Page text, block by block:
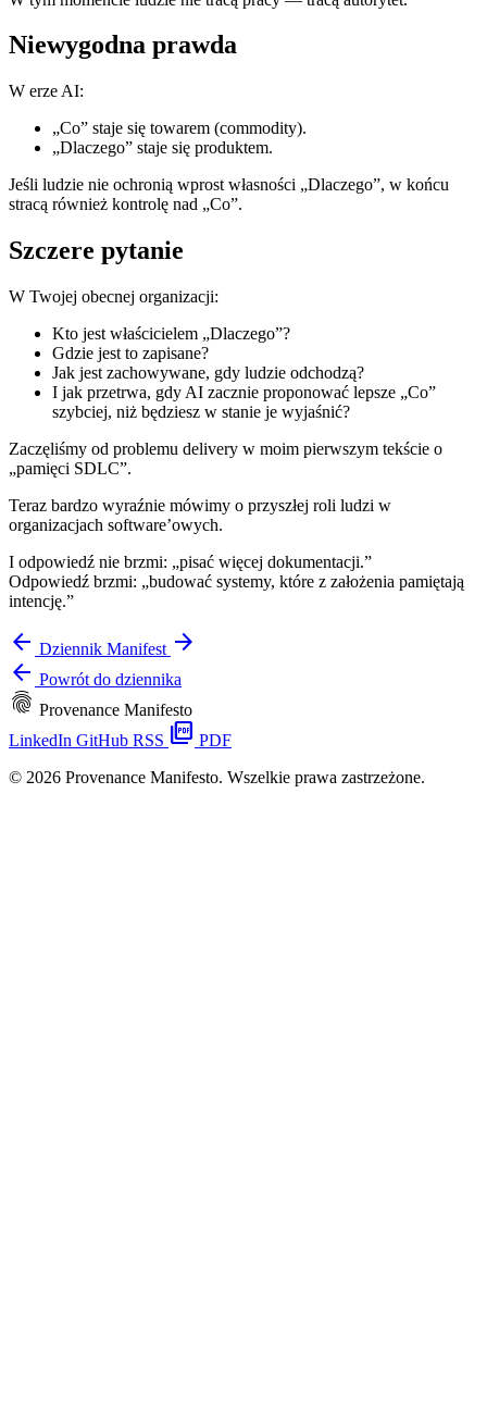
Niewygodna prawda
W erze AI:
„Co” staje się towarem (commodity).
„Dlaczego” staje się produktem.
Jeśli ludzie nie ochronią wprost własności „Dlaczego”, w końcu
stracą również kontrolę nad „Co”.
Szczere pytanie
W Twojej obecnej organizacji:
Kto jest właścicielem „Dlaczego”?
Gdzie jest to zapisane?
Jak jest zachowywane, gdy ludzie odchodzą?
I jak przetrwa, gdy AI zacznie proponować lepsze „Co”
szybciej, niż będziesz w stanie je wyjaśnić?
Zaczęliśmy od problemu delivery w moim pierwszym tekście o
„pamięci SDLC”.
Teraz bardzo wyraźnie mówimy o przyszłej roli ludzi w
organizacjach software’owych.
I odpowiedź nie brzmi: „pisać więcej dokumentacji.”
Odpowiedź brzmi: „budować systemy, które z założenia pamiętają
intencję.”
arrow_back Dziennik Manifest arrow_forward
arrow_back Powrót do dziennika
fingerprint Provenance Manifesto
LinkedIn GitHub RSS picture_as_pdf PDF
© 2026 Provenance Manifesto. Wszelkie prawa zastrzeżone.